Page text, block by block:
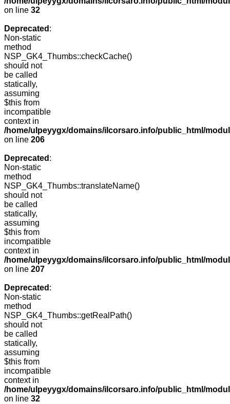
on line 32
Deprecated :
Non-static
method
NSP_GK4_Thumbs::checkCache()
should not
be called
statically,
assuming
$this from
incompatible
context in
/home/ulpeyygx/domains/ilcorsaro.info/public_html/
on line 206
Deprecated :
Non-static
method
NSP_GK4_Thumbs::translateName()
should not
be called
statically,
assuming
$this from
incompatible
context in
/home/ulpeyygx/domains/ilcorsaro.info/public_html/
on line 207
Deprecated :
Non-static
method
NSP_GK4_Thumbs::getRealPath()
should not
be called
statically,
assuming
$this from
incompatible
context in
/home/ulpeyygx/domains/ilcorsaro.info/public_html/
on line 32